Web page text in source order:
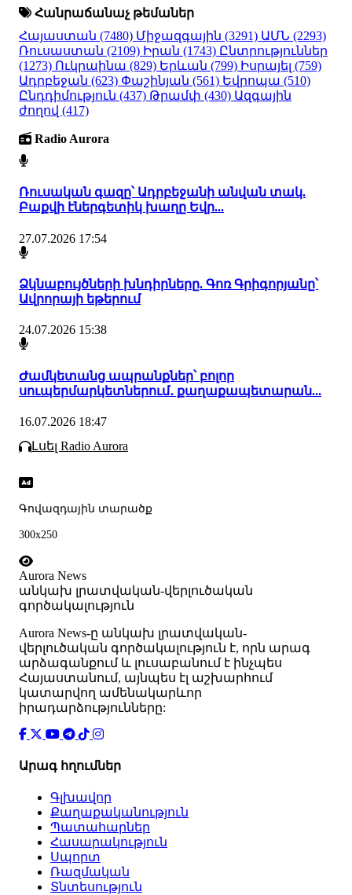
Հանրաճանաչ թեմաներ
Հայաստան (7480) Միջազգային (3291) ԱՄՆ (2293)
Ռուսաստան (2109) Իրան (1743) Ընտրություններ
(1273) Ուկրաինա (829) Երևան (799) Իսրայել (759)
Ադրբեջան (623) Փաշինյան (561) Եվրոպա (510)
Ընդդիմություն (437) Թրամփ (430) Ազգային
ժողով (417)
Radio Aurora
Ռուսական գազը՝ Ադրբեջանի անվան տակ.
Բաքվի էներգետիկ խաղը Եվր...
27.07.2026 17:54
Ձկնաբույծների խնդիրները. Գոռ Գրիգորյանը՝
Ավրորայի եթերում
24.07.2026 15:38
Ժամկետանց ապրանքներ՝ բոլոր
սուպերմարկետներում․ քաղաքապետարան...
16.07.2026 18:47
Լսել Radio Aurora
Գովազդային տարածք
300x250
Aurora News
անկախ լրատվական-վերլուծական
գործակալություն
Аurora News-ը անկախ լրատվական-
վերլուծական գործակալություն է, որն արագ
արձագանքում և լուսաբանում է ինչպես
Հայաստանում, այնպես էլ աշխարհում
կատարվող ամենակարևոր
իրադարձությունները:
Արագ հղումներ
Գլխավոր
Քաղաքականություն
Պատահարներ
Հասարակություն
Սպորտ
Ռազմական
Տնտեսություն